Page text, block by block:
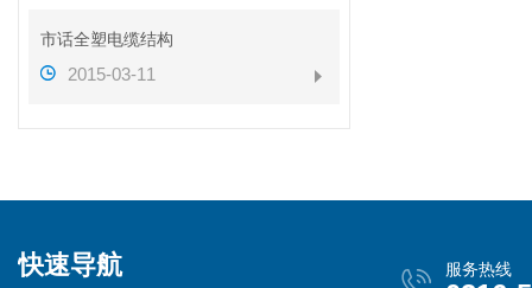
市话全塑电缆结构
2015-03-11
快速导航 服务热线